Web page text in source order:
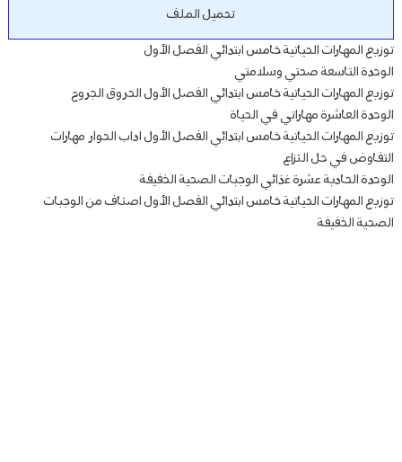
تحميل الملف
توزيع المهارات الحياتية خامس ابتدائي الفصل الأول
الوحدة التاسعة صحتي وسلامتي
توزيع المهارات الحياتية خامس ابتدائي الفصل الأول الحروق الجروح
الوحدة العاشرة مهاراتي في الحياة
توزيع المهارات الحياتية خامس ابتدائي الفصل الأول اداب الحوار مهارات
التفاوض في حل النزاع
الوحدة الحادية عشرة غذائي الوجبات الصحية الخفيفة
توزيع المهارات الحياتية خامس ابتدائي الفصل الأول اصناف من الوجبات
الصحية الخفيفة